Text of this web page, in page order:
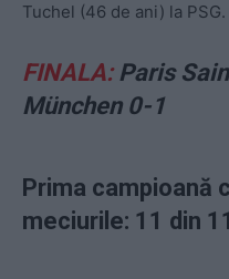
Tuchel (46 de ani) la PSG.
FINALA:Paris
München 0-1
Prima campioană
meciurile: 11 din 11